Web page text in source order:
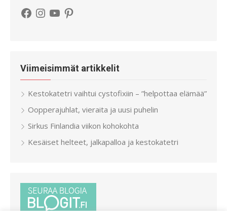
Facebook
Instagram
YouTubePinterest
Viimeisimmät artikkelit
Kestokatetri vaihtui cystofixiin – ”helpottaa elämää”
Oopperajuhlat, vieraita ja uusi puhelin
Sirkus Finlandia viikon kohokohta
Kesäiset helteet, jalkapalloa ja kestokatetri